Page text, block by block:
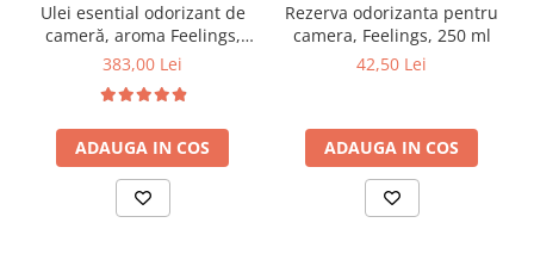
Ulei esential odorizant de
cameră, aroma Feelings,
500ml
383,00 Lei
ADAUGA IN COS
Rezerva odorizanta pentru
camera, Feelings, 250 ml
42,50 Lei
ADAUGA IN COS